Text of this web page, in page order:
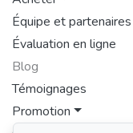
Équipe et partenaires
Évaluation en ligne
Blog
Témoignages
Promotion